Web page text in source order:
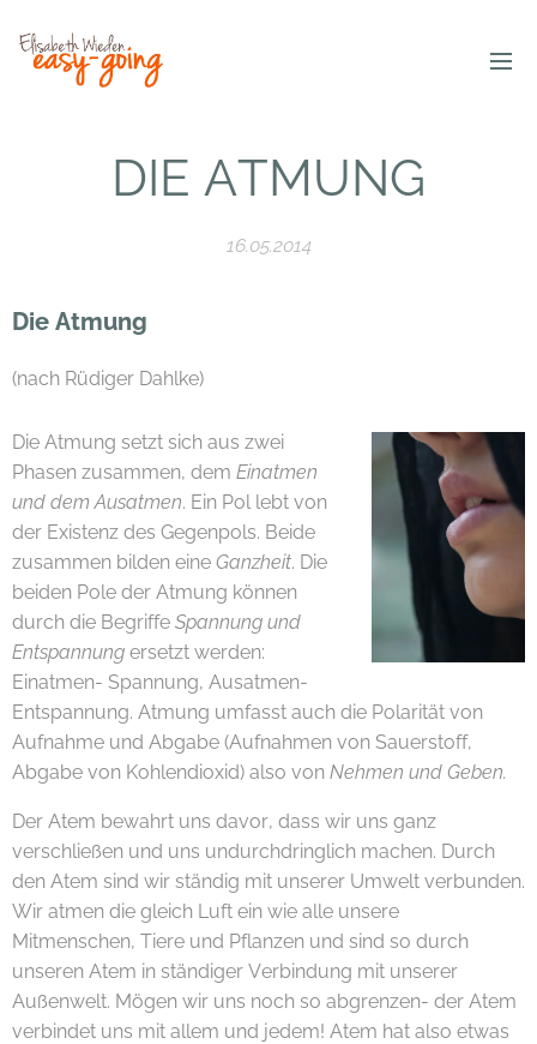
DIE ATMUNG
16.05.2014
Die Atmung
(nach Rüdiger Dahlke)
Die Atmung setzt sich aus zwei
Phasen zusammen, dem Einatmen
und dem Ausatmen. Ein Pol lebt von
der Existenz des Gegenpols. Beide
zusammen bilden eine Ganzheit. Die
beiden Pole der Atmung können
durch die Begriffe Spannung und
Entspannung ersetzt werden:
Einatmen- Spannung, Ausatmen-
Entspannung. Atmung umfasst auch die Polarität von
Aufnahme und Abgabe (Aufnahmen von Sauerstoff,
Abgabe von Kohlendioxid) also von Nehmen und Geben.
Der Atem bewahrt uns davor, dass wir uns ganz
verschließen und uns undurchdringlich machen. Durch
den Atem sind wir ständig mit unserer Umwelt verbunden.
Wir atmen die gleich Luft ein wie alle unsere
Mitmenschen, Tiere und Pflanzen und sind so durch
unseren Atem in ständiger Verbindung mit unserer
Außenwelt. Mögen wir uns noch so abgrenzen- der Atem
verbindet uns mit allem und jedem! Atem hat also etwas